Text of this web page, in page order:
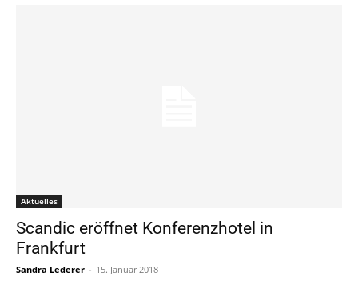
Aktuelles
Scandic eröffnet Konferenzhotel in
Frankfurt
Sandra Lederer - 15. Januar 2018